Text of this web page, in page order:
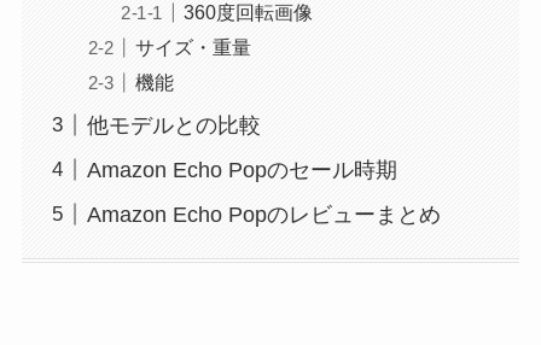
360度回転画像
サイズ・重量
機能
他モデルとの比較
Amazon Echo Popのセール時期
Amazon Echo Popのレビューまとめ